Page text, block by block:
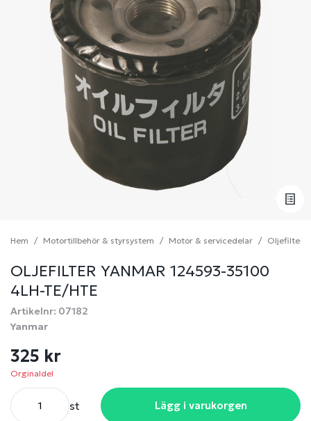
Hem Motortillbehör & styrsystem Motor & servicedelar Oljefilter
OLJEFILTER YANMAR 124593-35100
4LH-TE/HTE
Artikelnr: 07182
Yanmar
325 kr
Orginaldel
st Lägg i varukorgen